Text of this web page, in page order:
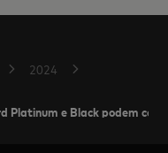
2024
e Black podem